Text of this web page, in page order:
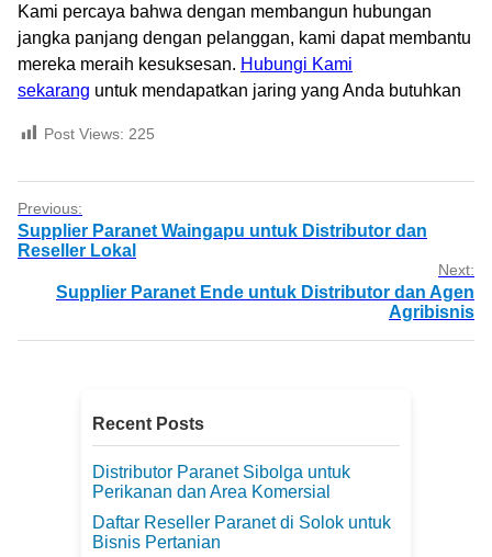
Kami percaya bahwa dengan membangun hubungan
jangka panjang dengan pelanggan, kami dapat membantu
mereka meraih kesuksesan. Hubungi Kami
sekarang untuk mendapatkan jaring yang Anda butuhkan
Post Views: 225
Previous:
Supplier Paranet Waingapu untuk Distributor dan
Reseller Lokal
Next:
Supplier Paranet Ende untuk Distributor dan Agen
Agribisnis
Recent Posts
Distributor Paranet Sibolga untuk
Perikanan dan Area Komersial
Daftar Reseller Paranet di Solok untuk
Bisnis Pertanian